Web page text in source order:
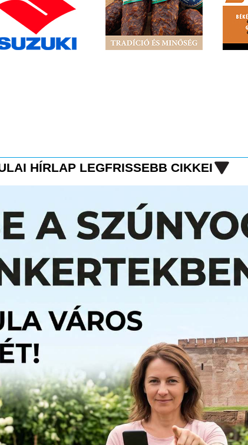
HÍRLAP LEGFRISSEBB CIKKEI